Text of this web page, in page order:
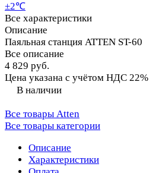
±2℃
Все характеристики
Описание
Паяльная станция ATTEN ST-60
Все описание
4 829 руб.
Цена указана с учётом НДС 22%
В наличии
Все товары Atten
Все товары категории
Описание
Характеристики